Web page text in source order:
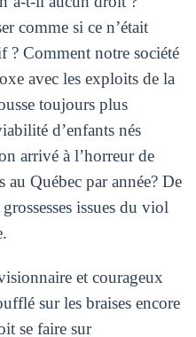
comme si ce n’était
? Comment notre société
avec les exploits de la
toujours plus
d’enfants nés
arrivé à l’horreur de
Québec par année? De
issues du viol
et courageux
sur les braises encore
se faire sur